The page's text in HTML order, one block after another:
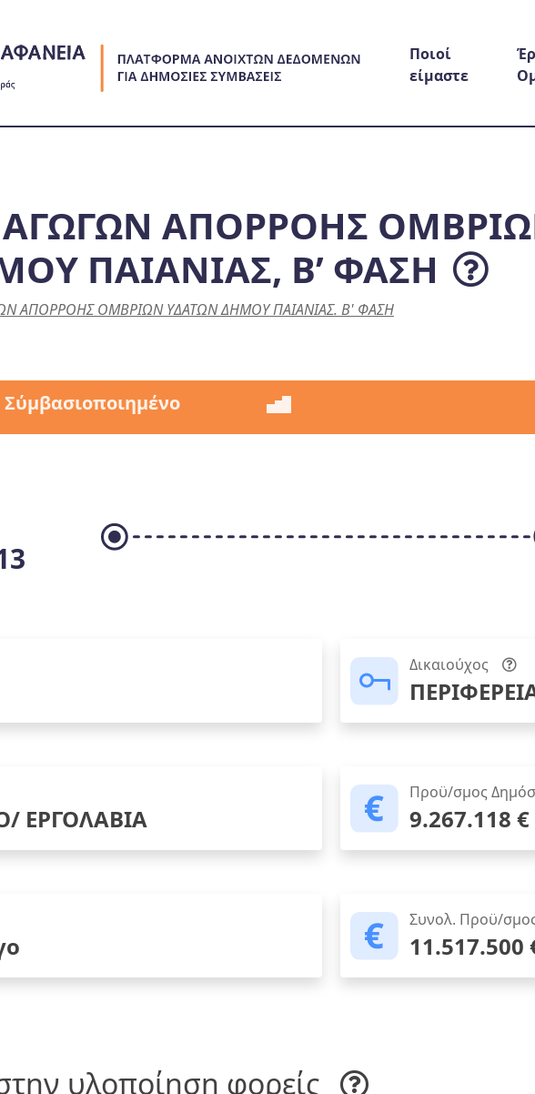
Ποιοί
είμαστε
ΑΓΩΓΩΝ ΑΠΟΡΡΟΗΣ
ΠΑΙΑΝΙΑΣ, Β’ ΦΑΣΗ
ΑΠΟΡΡΟΗΣ ΟΜΒΡΙΩΝ ΥΔΑΤΩΝ ΔΗΜΟΥ ΠΑΙΑΝΙΑΣ. Β' ΦΑΣΗ
Σύμβασιοποιημένο
Δικαιούχος
ΕΡΓΟΛΑΒΙΑ
Προϋ/σμος
9.267.118 €
Συνολ. Προϋ/
11.517.500
υλοποίηση φορείς